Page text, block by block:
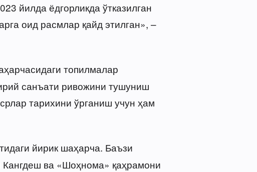
йилда ёдгорликда ўтказилган
оид расмлар қайд этилган», –
топилмалар
санъати ривожини тушуниш
тарихини ўрганиш учун ҳам
йирик шаҳарча. Баъзи
Кангдеш ва «Шоҳнома» қаҳрамони